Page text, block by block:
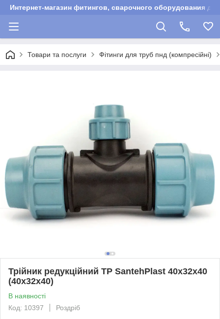
Интернет-магазин фитингов, сварочного оборудования
Товари та послуги Фітинги для труб пнд (компресійні)
Трійник редукційний ТР SantehPlast 40х32х40
(40х32х40)
В наявності
Код: 10397
Роздріб